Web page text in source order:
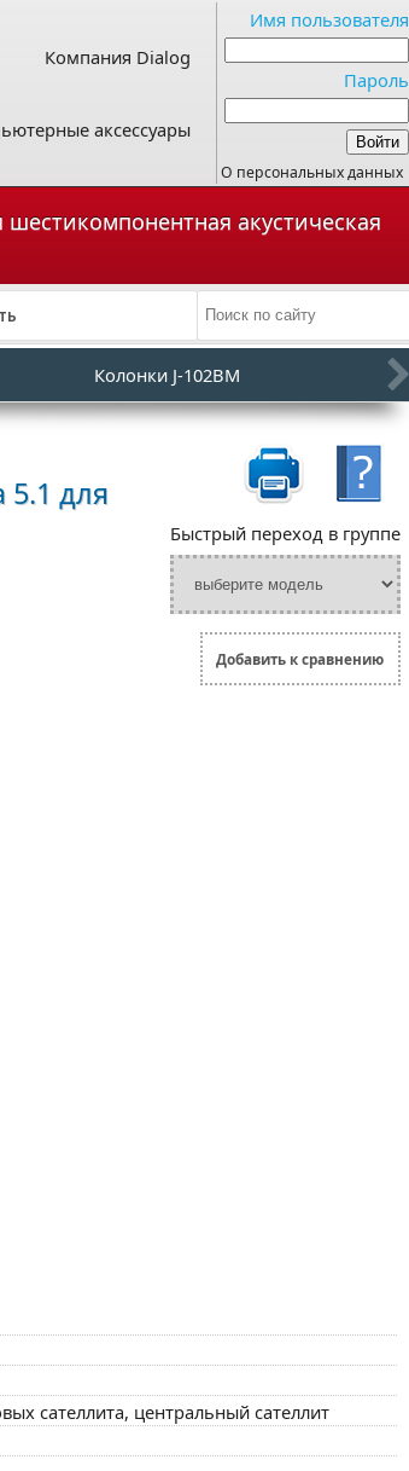
Компания Dialog
аксессуары
Имя пользователя
Пароль
О персональных данных
акустическая
Колонки J-102BM
5.1 для
Быстрый переход в группе
Добавить к сравнению
сателлита, центральный сателлит